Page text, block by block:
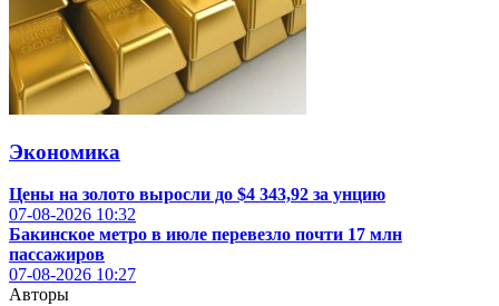
Экономика
Цены на золото выросли до $4 343,92 за унцию
07-08-2026 10:32
Бакинское метро в июле перевезло почти 17 млн
пассажиров
07-08-2026 10:27
Авторы